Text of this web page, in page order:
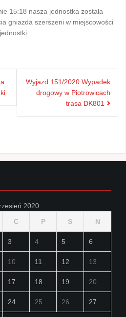
15:18 nasza jednostka została
gniazda szerszeni w miejscowości
Wyjazd 151/2020 Wypadek
drogowy w Piotrowicach
trasa DK801
2020
C P S N
3 4 5 6
10 11 12 13
17 18 19 20
24 25 26 27